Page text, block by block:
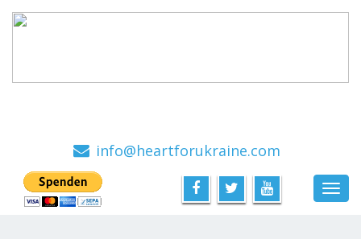
info@heartforukraine.com